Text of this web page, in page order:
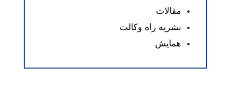
مقالات
نشریه راه وکالت
همایش